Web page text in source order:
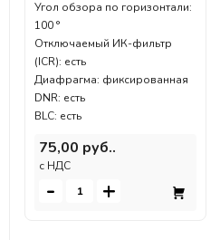
Угол обзора по горизонтали:
100 °
Отключаемый ИК-фильтр
(ICR): есть
Диафрагма: фиксированная
DNR: есть
BLC: есть
75,00 руб..
c НДС
- +